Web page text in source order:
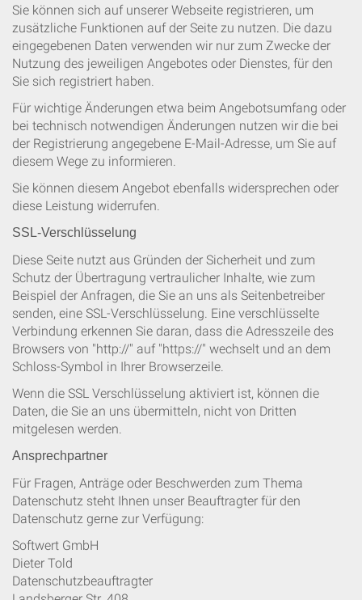
Sie können sich auf unserer Webseite registrieren, um
zusätzliche Funktionen auf der Seite zu nutzen. Die dazu
eingegebenen Daten verwenden wir nur zum Zwecke der
Nutzung des jeweiligen Angebotes oder Dienstes, für den
Sie sich registriert haben.
Für wichtige Änderungen etwa beim Angebotsumfang oder
bei technisch notwendigen Änderungen nutzen wir die bei
der Registrierung angegebene E-Mail-Adresse, um Sie auf
diesem Wege zu informieren.
Sie können diesem Angebot ebenfalls widersprechen oder
diese Leistung widerrufen.
SSL-Verschlüsselung
Diese Seite nutzt aus Gründen der Sicherheit und zum
Schutz der Übertragung vertraulicher Inhalte, wie zum
Beispiel der Anfragen, die Sie an uns als Seitenbetreiber
senden, eine SSL-Verschlüsselung. Eine verschlüsselte
Verbindung erkennen Sie daran, dass die Adresszeile des
Browsers von "http://" auf "https://" wechselt und an dem
Schloss-Symbol in Ihrer Browserzeile.
Wenn die SSL Verschlüsselung aktiviert ist, können die
Daten, die Sie an uns übermitteln, nicht von Dritten
mitgelesen werden.
Ansprechpartner
Für Fragen, Anträge oder Beschwerden zum Thema
Datenschutz steht Ihnen unser Beauftragter für den
Datenschutz gerne zur Verfügung:
Softwert GmbH
Dieter Told
Datenschutzbeauftragter